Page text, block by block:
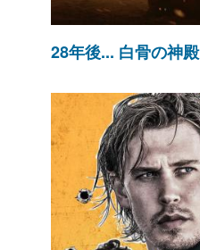
28年後... 白骨の神殿